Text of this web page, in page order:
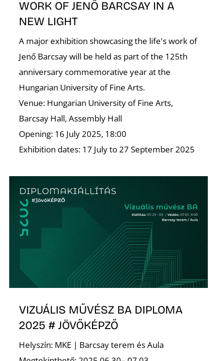
WORK OF JENŐ BARCSAY IN A
NEW LIGHT
A major exhibition showcasing the life's work of
Jenő Barcsay will be held as part of the 125th
anniversary commemorative year at the
Hungarian University of Fine Arts.
Venue: Hungarian University of Fine Arts,
Barcsay Hall, Assembly Hall
Opening: 16 July 2025, 18:00
Exhibition dates: 17 July to 27 September 2025
VIZUÁLIS MŰVÉSZ BA DIPLOMA
2025 # JÖVŐKÉPZŐ
Helyszín: MKE | Barcsay terem és Aula